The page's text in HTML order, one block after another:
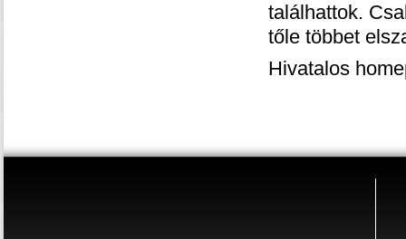
találhattok.
tőle többet
Hivatalos